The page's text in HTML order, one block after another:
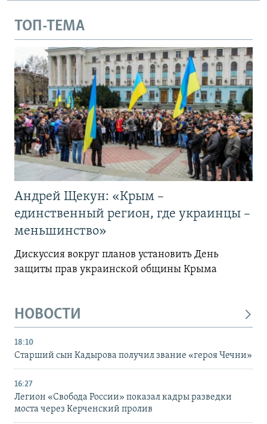
ТОП-ТЕМА
Андрей Щекун: «Крым –
единственный регион, где украинцы –
меньшинство»
Дискуссия вокруг планов установить День
защиты прав украинской общины Крыма
НОВОСТИ
18:10
Старший сын Кадырова получил звание «героя Чечни»
16:27
Легион «Свобода России» показал кадры разведки
моста через Керченский пролив